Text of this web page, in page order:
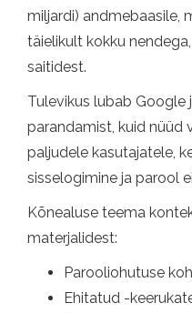
miljardi) andmebaasile,
täielikult kokku
saitidest.
Tulevikus lubab Google
parandamist, kuid nüüd
paljudele kasutajatele,
sisselogimine ja parool
Kõnealuse teema
materjalidest:
Parooliohutuse
Ehitatud -